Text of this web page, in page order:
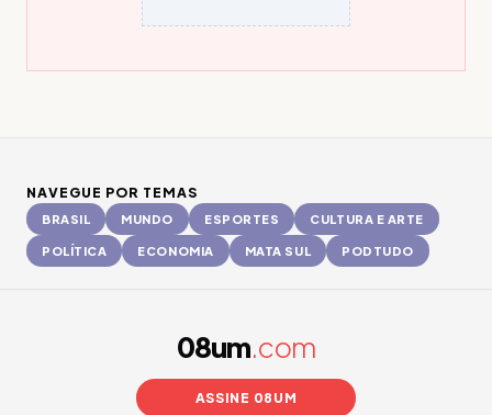
NAVEGUE POR TEMAS
BRASIL MUNDO ESPORTES CULTURA E ARTE
POLÍTICA ECONOMIA MATA SUL PODTUDO
08um.com
ASSINE 08UM